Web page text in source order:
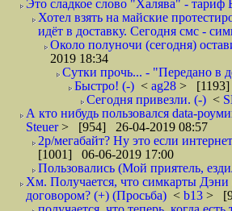
Это сладкое слово "Халява" -
Хотел взять на майские
идёт в доставку. Сегодня смс -
Около полуночи (сегодня)
2019 18:34
Сутки прочь... - "Передано в
Быстро! (-) < ag28 > [1193]
Сегодня привезли. (-) <
А кто нибудь пользовался data-
Steuer> [954] 26-04-2019 08:57
2р/мегабайт? Ну это если
[1001] 06-06-2019 17:00
Пользовались (Мой приятель,
Хм. Получается, что симкарты Дэни
договором? (+) (Просьба) < b13 >